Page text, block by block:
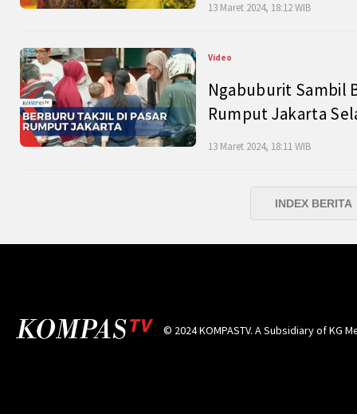
13 Maret 2024, 18:12 WIB
Video
Ngabuburit Sambil
Rumput Jakarta
13 Maret 2024, 18:11 WIB
INDEX BERITA
© 2024 KOMPASTV. A Subsidiary ofKG